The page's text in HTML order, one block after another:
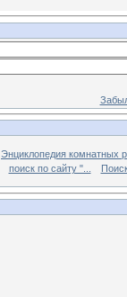
Энциклопедия комнатных
поиск по сайту "...